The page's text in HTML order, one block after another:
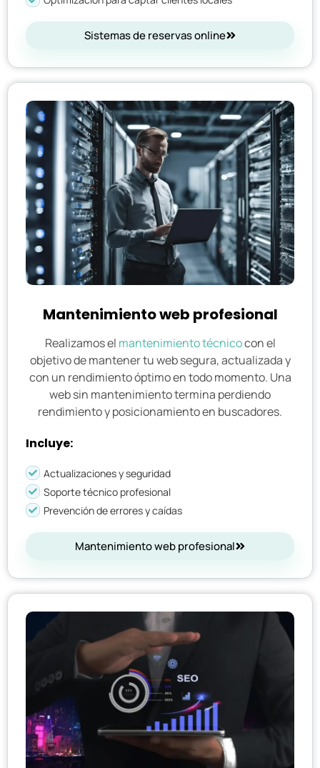
Sistemas de reservas online
Mantenimiento web profesional
Realizamos el mantenimiento técnicocon el
objetivo de mantener tu web segura, actualizada y
con un rendimiento óptimo en todo momento. Una
web sin mantenimiento termina perdiendo
rendimiento y posicionamiento en buscadores.
Incluye:
Actualizaciones y seguridad
Soporte técnico profesional
Prevención de errores y caídas
Mantenimiento web profesional